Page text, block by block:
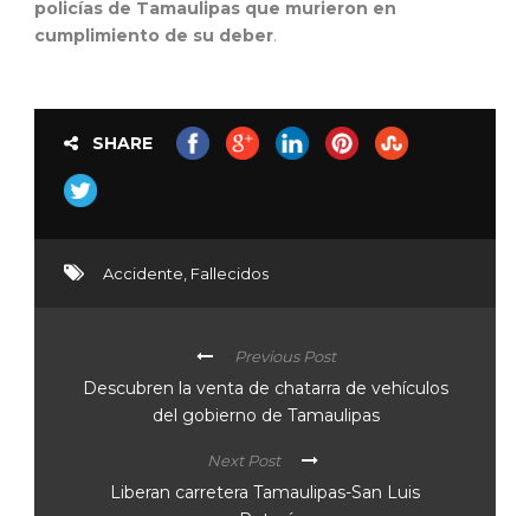
policías de Tamaulipas que murieron en
cumplimiento de su deber.
SHARE
Accidente, Fallecidos
Previous Post
Descubren la venta de chatarra de vehículos
del gobierno de Tamaulipas
Next Post
Liberan carretera Tamaulipas-San Luis